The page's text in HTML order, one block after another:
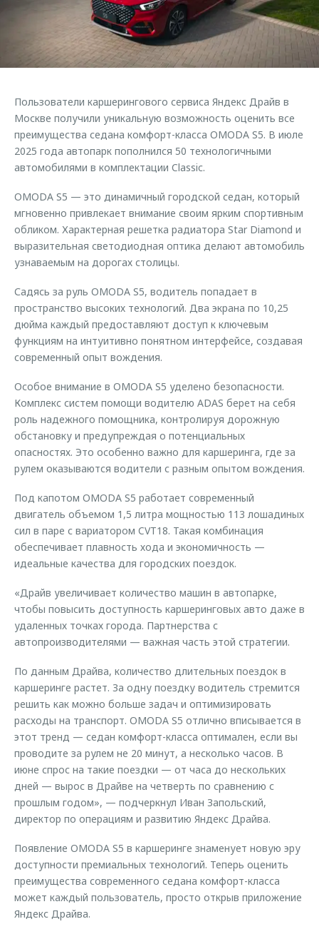
Кредитный калькулятор
Аксессуары
Оригинальные аксессуары
Запчасти
Трейд-ин
Клиентская поддержка
O&J Автоклуб
Клуб владельцев OMODA
Аксессуары
Одежда и сувениры
Оригинальные аксессуары
Обратная связь
Пользователи каршерингового сервиса Яндекс Драйв в
Москве получили уникальную возможность оценить все
преимущества седана комфорт-класса OMODA S5. В июле
2025 года автопарк пополнился 50 технологичными
автомобилями в комплектации Classic.
OMODA S5 — это динамичный городской седан, который
мгновенно привлекает внимание своим ярким спортивным
обликом. Характерная решетка радиатора Star Diamond и
выразительная светодиодная оптика делают автомобиль
узнаваемым на дорогах столицы.
Садясь за руль OMODA S5, водитель попадает в
пространство высоких технологий. Два экрана по 10,25
дюйма каждый предоставляют доступ к ключевым
функциям на интуитивно понятном интерфейсе, создавая
современный опыт вождения.
Особое внимание в OMODA S5 уделено безопасности.
Комплекс систем помощи водителю ADAS берет на себя
роль надежного помощника, контролируя дорожную
обстановку и предупреждая о потенциальных
опасностях. Это особенно важно для каршеринга, где за
рулем оказываются водители с разным опытом вождения.
Под капотом OMODA S5 работает современный
двигатель объемом 1,5 литра мощностью 113 лошадиных
сил в паре с вариатором CVT18. Такая комбинация
обеспечивает плавность хода и экономичность —
идеальные качества для городских поездок.
«Драйв увеличивает количество машин в автопарке,
чтобы повысить доступность каршеринговых авто даже в
удаленных точках города. Партнерства с
автопроизводителями — важная часть этой стратегии.
По данным Драйва, количество длительных поездок в
каршеринге растет. За одну поездку водитель стремится
решить как можно больше задач и оптимизировать
расходы на транспорт. OMODA S5 отлично вписывается в
этот тренд — седан комфорт-класса оптимален, если вы
проводите за рулем не 20 минут, а несколько часов. В
июне спрос на такие поездки — от часа до нескольких
дней — вырос в Драйве на четверть по сравнению с
прошлым годом», — подчеркнул Иван Запольский,
директор по операциям и развитию Яндекс Драйва.
Появление OMODA S5 в каршеринге знаменует новую эру
доступности премиальных технологий. Теперь оценить
преимущества современного седана комфорт-класса
может каждый пользователь, просто открыв приложение
Яндекс Драйва.